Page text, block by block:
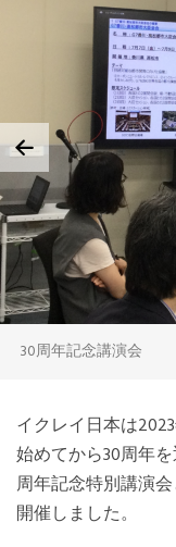
South America
USA Office
30周年記念講演会
イクレイ日本は
始めてから30周年
周年記念特別講演
開催しました。